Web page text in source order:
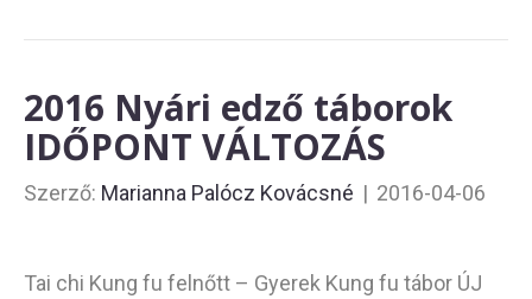
2016 Nyári edző táborok
IDŐPONT VÁLTOZÁS
Szerző: Marianna Palócz Kovácsné | 2016-04-06
Tai chi Kung fu felnőtt – Gyerek Kung fu tábor ÚJ